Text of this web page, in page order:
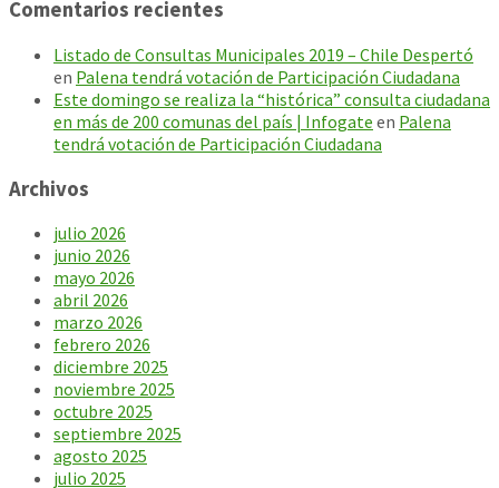
Comentarios recientes
Listado de Consultas Municipales 2019 – Chile Despertó
en Palena tendrá votación de Participación Ciudadana
Este domingo se realiza la “histórica” consulta ciudadana
en más de 200 comunas del país | Infogate en Palena
tendrá votación de Participación Ciudadana
Archivos
julio 2026
junio 2026
mayo 2026
abril 2026
marzo 2026
febrero 2026
diciembre 2025
noviembre 2025
octubre 2025
septiembre 2025
agosto 2025
julio 2025